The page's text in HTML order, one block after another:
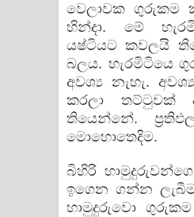
වෙලාවක ගුරුකම
හින්දා. මේ
යෂ්ටියට කවලයි
බලය. හැරමිටියෙ
අවශ්‍ය නැහැ.
කරලා තට්ටුවක්
තියෙන්නේ.
මොහොතෙදිම.
බිහිරි
ඉගෙන ගන්න
හාමුදුරුවො